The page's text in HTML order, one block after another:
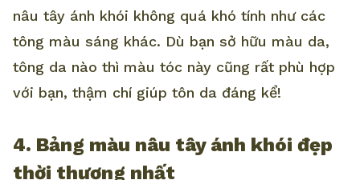
nâu tây ánh khói không quá khó tính như các
tông màu sáng khác. Dù bạn sở hữu màu da,
tông da nào thì màu tóc này cũng rất phù hợp
với bạn, thậm chí giúp tôn da đáng kể!
4. Bảng màu nâu tây ánh khói đẹp
thời thượng nhất